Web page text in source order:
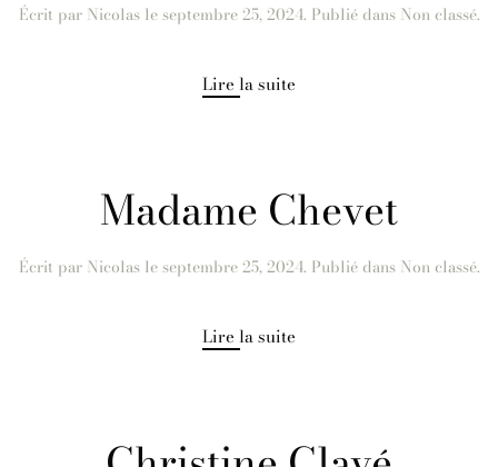
Écrit par Nicolasleseptembre 25, 2024. Publié dans Non classé.
Lire la suite
Madame Chevet
Écrit par Nicolasleseptembre 25, 2024. Publié dans Non classé.
Lire la suite